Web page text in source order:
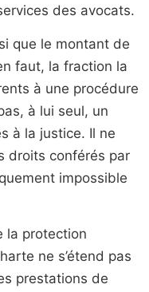
des avocats.
que le montant de
faut, la fraction la
à une procédure
à lui seul, un
à la justice. Il ne
droits conférés par
impossible
la protection
ne s’étend pas
prestations de